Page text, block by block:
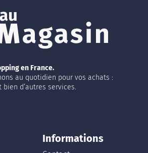
en France.
au quotidien pour vos achats :
d’autres services.
Informations